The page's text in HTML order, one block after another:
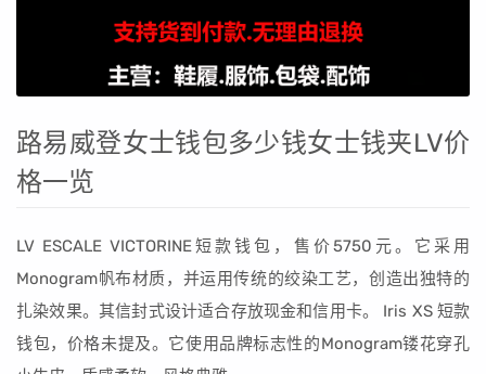
路易威登女士钱包多少钱女士钱夹LV价
格一览
LV ESCALE VICTORINE短款钱包，售价5750元。它采用
Monogram帆布材质，并运用传统的绞染工艺，创造出独特的
扎染效果。其信封式设计适合存放现金和信用卡。 Iris XS 短款
钱包，价格未提及。它使用品牌标志性的Monogram镂花穿孔